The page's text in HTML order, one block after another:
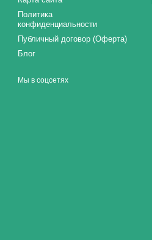
Политика
конфиденциальности
Публичный договор (Оферта)
Блог
Мы в соцсетях